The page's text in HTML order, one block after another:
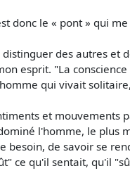
donc le « pont » qui
des autres et
esprit. "La
qui vivait
et mouvements
l'homme, le plus
besoin, de savoir se
ce qu'il sentait, qu'il